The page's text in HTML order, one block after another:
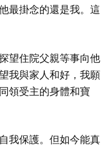
最掛念的還是我。這
望住院父親等事向他
我與家人和好，我願
領受主的身體和寶
我保護。但如今能真